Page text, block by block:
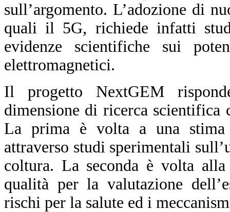
sull’argomento. L’adozione di
quali il 5G, richiede infatti
evidenze scientifiche sui
elettromagnetici.
Il progetto NextGEM
dimensione di ricerca scientifica
La prima è volta a una stima
attraverso studi sperimentali
coltura. La seconda è volta
qualità per la valutazione
rischi per la salute ed i